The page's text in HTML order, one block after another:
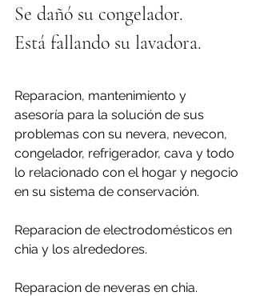
Se dañó su congelador.
Está fallando su lavadora.
Reparacion, mantenimiento y
asesoría para la solución de sus
problemas con su nevera, nevecon,
congelador, refrigerador, cava y todo
lo relacionado con el hogar y negocio
en su sistema de conservación.
Reparacion de electrodomésticos en
chia y los alrededores.
Reparacion de neveras en chia.